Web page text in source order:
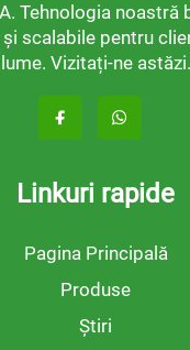
Tehnologia noastră
scalabile pentru
lume. Vizitați-ne astăzi.
Linkuri rapide
Pagina Principală
Produse
Știri